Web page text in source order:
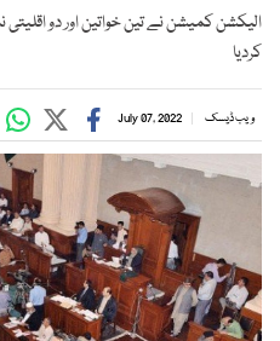
الیکشن کمیشن نے تین خواتین اور دو
کردیا
ویب ڈیسک July 07, 2022